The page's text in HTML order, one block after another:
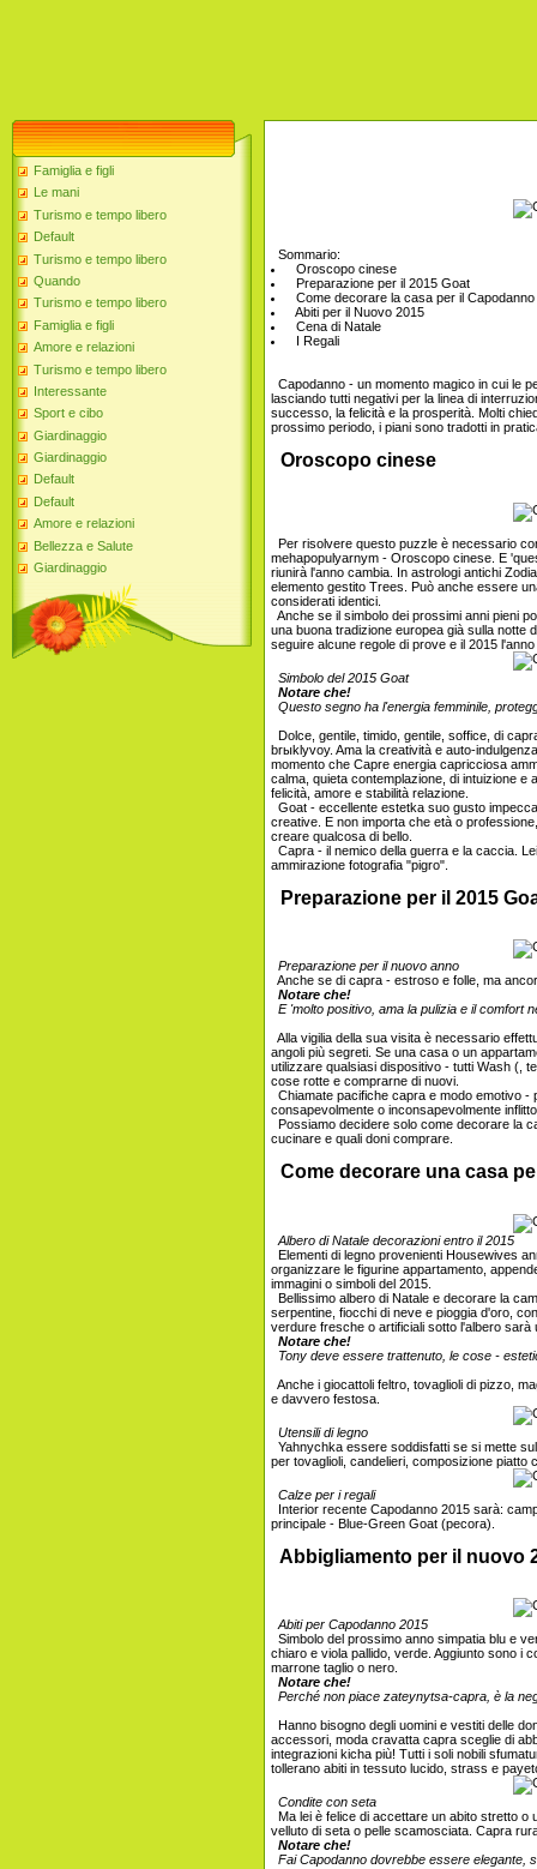
Famiglia e figli
Le mani
Turismo e tempo libero
Default
Turismo e tempo libero
Quando
Turismo e tempo libero
Famiglia e figli
Amore e relazioni
Turismo e tempo libero
Interessante
Sport e cibo
Giardinaggio
Giardinaggio
Default
Default
Amore e relazioni
Bellezza e Salute
Giardinaggio
Sommario:
Oroscopo cinese
Preparazione per il 2015 Goat
Come decorare la casa per il Capodanno
Abiti per il Nuovo 2015
Cena di Natale
I Regali
Capodanno - un momento magico in cui le
lasciando tutti negativi per la linea di
successo, la felicità e la prosperità. Molti
prossimo periodo, i piani sono tradotti in
Oroscopo cinese
Per risolvere questo puzzle è necessario
mehapopulyarnym - Oroscopo cinese. E
riunirà l'anno cambia. In astrologi antichi
elemento gestito Trees. Può anche essere
considerati identici.
Anche se il simbolo dei prossimi anni pieni
una buona tradizione europea già sulla notte
seguire alcune regole di prove e il 2015
Simbolo del 2015 Goat
Notare che!
Questo segno ha l'energia femminile,
Dolce, gentile, timido, gentile, soffice, di
brыklyvoy. Ama la creatività e auto-
momento che Capre energia capricciosa
calma, quieta contemplazione, di intuizione
felicità, amore e stabilità relazione.
Goat - eccellente estetka suo gusto
creative. E non importa che età o
creare qualcosa di bello.
Capra - il nemico della guerra e la caccia.
ammirazione fotografia "pigro".
Preparazione per il 2015
Preparazione per il nuovo anno
Anche se di capra - estroso e folle, ma
Notare che!
E 'molto positivo, ama la pulizia e il comfort
Alla vigilia della sua visita è necessario
angoli più segreti. Se una casa o un
utilizzare qualsiasi dispositivo - tutti Wash (,
cose rotte e comprarne di nuovi.
Chiamate pacifiche capra e modo emotivo
consapevolmente o inconsapevolmente
Possiamo decidere solo come decorare la
cucinare e quali doni comprare.
Come decorare una casa
Albero di Natale decorazioni entro il 2015
Elementi di legno provenienti Housewives
organizzare le figurine appartamento,
immagini o simboli del 2015.
Bellissimo albero di Natale e decorare la
serpentine, fiocchi di neve e pioggia d'oro,
verdure fresche o artificiali sotto l'albero
Notare che!
Tony deve essere trattenuto, le cose -
Anche i giocattoli feltro, tovaglioli di pizzo,
e davvero festosa.
Utensili di legno
Yahnychka essere soddisfatti se si mette
per tovaglioli, candelieri, composizione piatto
Calze per i regali
Interior recente Capodanno 2015 sarà:
principale - Blue-Green Goat (pecora).
Abbigliamento per il nuovo
Abiti per Capodanno 2015
Simbolo del prossimo anno simpatia blu e
chiaro e viola pallido, verde. Aggiunto sono i
marrone taglio o nero.
Notare che!
Perché non piace zateynytsa-capra, è la
Hanno bisogno degli uomini e vestiti delle
accessori, moda cravatta capra sceglie di
integrazioni kicha più! Tutti i soli nobili
tollerano abiti in tessuto lucido, strass e
Condite con seta
Ma lei è felice di accettare un abito stretto
velluto di seta o pelle scamosciata. Capra
Notare che!
Fai Capodanno dovrebbe essere elegante,